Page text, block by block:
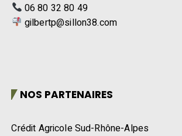
06 80 32 80 49
gilbertp@sillon38.com
NOS PARTENAIRES
Crédit Agricole Sud-Rhône-Alpes